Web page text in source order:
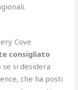
Cove
consigliato
si desidera
che ha posti